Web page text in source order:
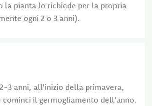
la pianta lo richiede per la propria
ogni 2 o 3 anni).
3 anni, all'inizio della primavera,
cominci il germogliamento dell'anno.